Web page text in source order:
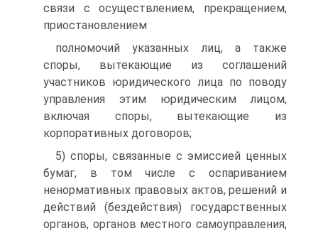
связи с осуществлением, прекращением,
приостановлением
полномочий указанных лиц, а также
споры, вытекающие из соглашений
участников юридического лица по поводу
управления этим юридическим лицом,
включая споры, вытекающие из
корпоративных договоров;
5) споры, связанные с эмиссией ценных
бумаг, в том числе с оспариванием
ненормативных правовых актов, решений и
действий (бездействия) государственных
органов, органов местного самоуправления,